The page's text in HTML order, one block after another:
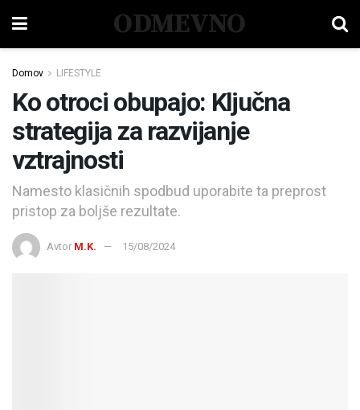
ODMEVNO
Domov LIFESTYLE
Ko otroci obupajo: Ključna
strategija za razvijanje
vztrajnosti
Namesto klasičnih spodbud uporabite ta preprost
pristop za boljše rezultate.
Avtor M.K. 15/08/2024